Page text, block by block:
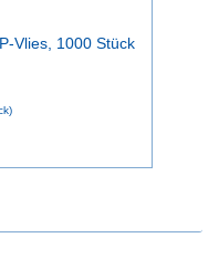
Vlies, 1000 Stück